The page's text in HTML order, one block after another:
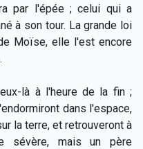
par l'épée ; celui qui a
à son tour. La grande loi
Moïse, elle l'est encore
là à l'heure de la fin ;
dans l'espace,
la terre, et retrouveront à
sévère, mais un père